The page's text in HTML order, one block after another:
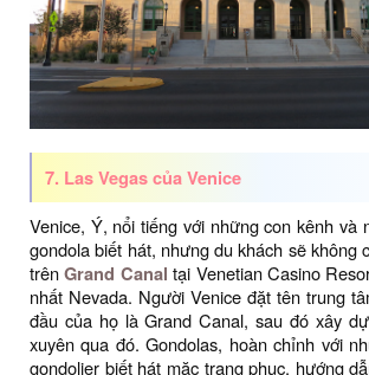
7. Las Vegas của Venice
Venice, Ý, nổi tiếng với những con kênh và
gondola biết hát, nhưng du khách sẽ không
trênGrand Canal tại Venetian Casino
nhất Nevada. Người Venice đặt tên trung
đầu của họ là Grand Canal, sau đó xây
xuyên qua đó. Gondolas, hoàn chỉnh với
gondolier biết hát mặc trang phục, hướng